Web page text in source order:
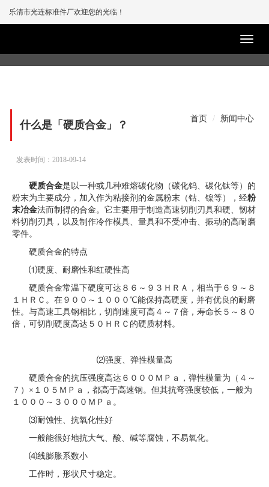
乐清市光连标准件厂欢迎您的光临！
首页 新闻中心
什么是「硬质合金」？
发表时间：2018-09-14
硬质合金是以一种或几种难熔碳化物（碳化钨、碳化钛等）的
粉末为主要成分，加入作为粘接剂的金属粉末（钴、镍等），经粉
末冶金法而制得的合金。它主要用于制造高速切削刃具和硬、韧材
料切削刃具，以及制作冷作模具、量具和不受冲击、振动的高耐磨
零件。
硬质合金的特点
⑴硬度、耐磨性和红硬性高
硬质合金常温下硬度可达８６～９３ＨＲＡ，相当于６９～８
１ＨＲＣ。在９００～１０００℃能保持高硬度，并有优良的耐磨
性。与高速工具钢相比，切削速度可高４～７倍，寿命长５～８０
倍，可切削硬度高达５０ＨＲＣ的硬质材料。
⑵强度、弹性模量高
硬质合金的抗压强度高达６０００ＭＰａ，弹性模量为（４～
７）×１０５ＭＰａ，都高于高速钢。但其抗弯强度较低，一般为
１０００～３０００ＭＰａ。
⑶耐蚀性、抗氧化性好
一般能很好地抗大气、酸、碱等腐蚀，不易氧化。
⑷线膨胀系数小
工作时，形状尺寸稳定。